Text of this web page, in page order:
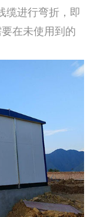
缆进行弯折，即
在未使用到的